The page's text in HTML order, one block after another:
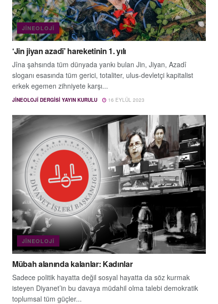
JINEOLOJÎ
‘Jin jiyan azadî’ hareketinin 1. yılı
Jîna şahsında tüm dünyada yankı bulan Jin, Jiyan, Azadî
sloganı esasında tüm gerici, totaliter, ulus-devletçi kapitalist
erkek egemen zihniyete karşı...
JINEOLOJÎ DERGISI YAYIN KURULU 16 EYLÜL 2023
JINEOLOJÎ
Mübah alanında kalanlar: Kadınlar
Sadece politik hayatta değil sosyal hayatta da söz kurmak
isteyen Diyanet’in bu davaya müdahil olma talebi demokratik
toplumsal tüm güçler...